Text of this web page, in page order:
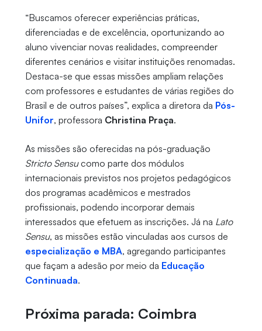
“Buscamos oferecer experiências práticas,
diferenciadas e de excelência, oportunizando ao
aluno vivenciar novas realidades, compreender
diferentes cenários e visitar instituições renomadas.
Destaca-se que essas missões ampliam relações
com professores e estudantes de várias regiões do
Brasil e de outros países”, explica a diretora da Pós-
Unifor, professora Christina Praça.
As missões são oferecidas na pós-graduação
Stricto Sensucomo parte dos módulos
internacionais previstos nos projetos pedagógicos
dos programas acadêmicos e mestrados
profissionais, podendo incorporar demais
interessados que efetuem as inscrições. Já na Lato
Sensu, as missões estão vinculadas aos cursos de
especialização e MBA, agregando participantes
que façam a adesão por meio da Educação
Continuada.
Próxima parada: Coimbra